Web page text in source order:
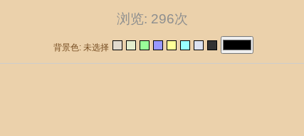
浏览: 296次
背景色: 未选择